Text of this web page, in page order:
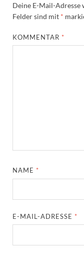
Deine E-Mail-
Felder sind mit *
KOMMENTAR *
NAME *
E-MAIL-ADRESSE *